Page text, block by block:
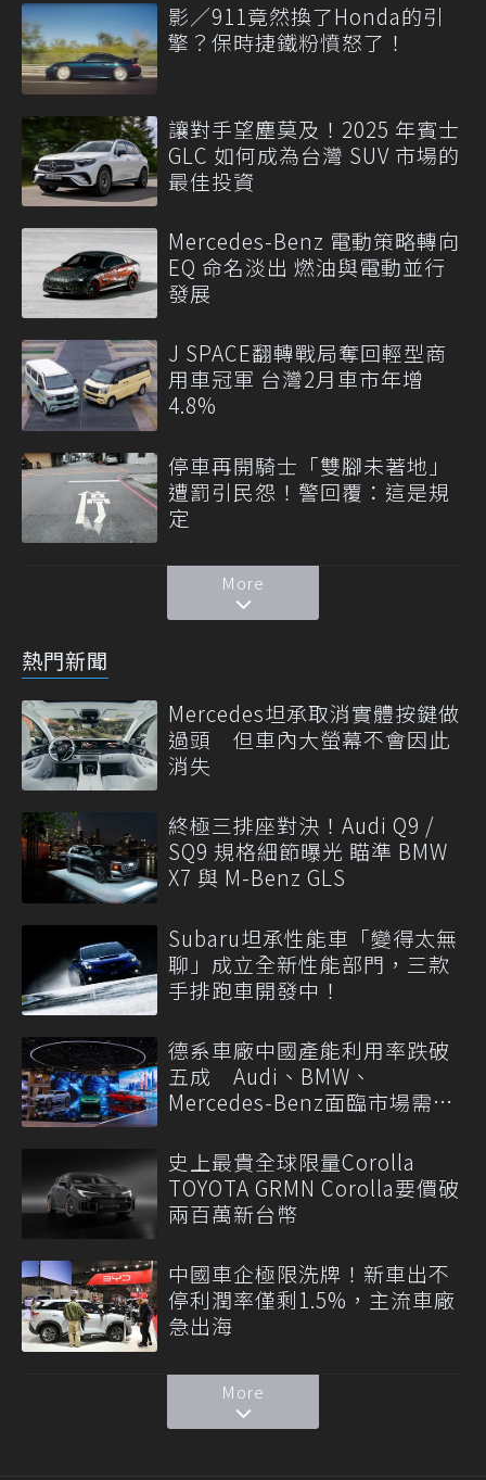
影／911竟然換了Honda的引
擎？保時捷鐵粉憤怒了！
讓對手望塵莫及！2025 年賓士
GLC 如何成為台灣 SUV 市場的
最佳投資
Mercedes-Benz 電動策略轉向
EQ 命名淡出 燃油與電動並行
發展
J SPACE翻轉戰局奪回輕型商
用車冠軍 台灣2月車市年增
4.8%
停車再開騎士「雙腳未著地」
遭罰引民怨！警回覆：這是規
定
More
熱門新聞
Mercedes坦承取消實體按鍵做
過頭 但車內大螢幕不會因此
消失
終極三排座對決！Audi Q9 /
SQ9 規格細節曝光 瞄準 BMW
X7 與 M-Benz GLS
Subaru坦承性能車「變得太無
聊」成立全新性能部門，三款
手排跑車開發中！
德系車廠中國產能利用率跌破
五成 Audi、BMW、
Mercedes-Benz面臨市場需求
史上最貴全球限量Corolla
TOYOTA GRMN Corolla要價破
兩百萬新台幣
中國車企極限洗牌！新車出不
停利潤率僅剩1.5%，主流車廠
急出海
More